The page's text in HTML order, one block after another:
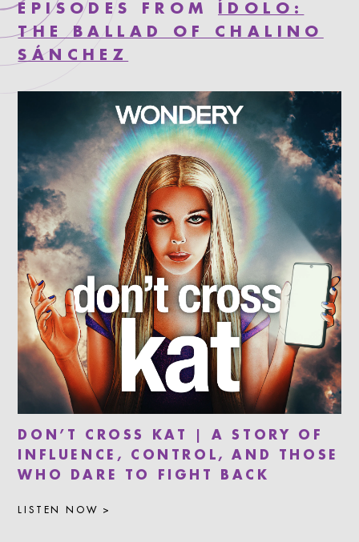
EPISODES FROM
ÍDOLO:
THE BALLAD OF CHALINO
SÁNCHEZ
DON’T CROSS KAT | A STORY OF
INFLUENCE, CONTROL, AND THOSE
WHO DARE TO FIGHT BACK
LISTEN NOW >